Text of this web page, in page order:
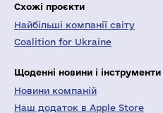
Схожі проєкти
Найбільші компанії світу
Coalition for Ukraine
Щоденні новини і інструменти
Новини компаній
Наш додаток в Apple Store